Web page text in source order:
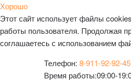
Хорошо
Этот сайт использует файлы
работы пользователя. Продолжая
соглашаетесь с использованием
Телефон: 8-911-92-92-
Время работы:09:00-